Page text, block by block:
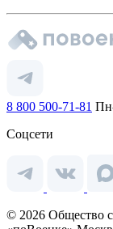
8 800 500-71-81
Соцсети
© 2026 Общество с